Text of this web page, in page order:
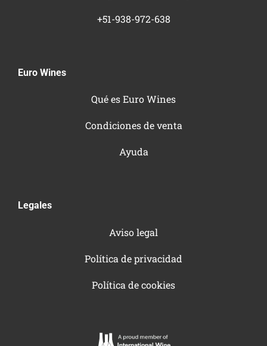
+51-938-972-638
Euro Wines
Qué es Euro Wines
Condiciones de venta
Ayuda
Legales
Aviso legal
Política de privacidad
Política de cookies